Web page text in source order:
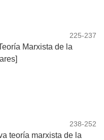
225-237
Marxista de la
238-252
teoría marxista de la